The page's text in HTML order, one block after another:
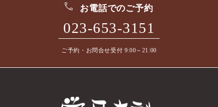
お電話でのご予約
023-653-3151
ご予約・お問合せ受付 9:00～21:00